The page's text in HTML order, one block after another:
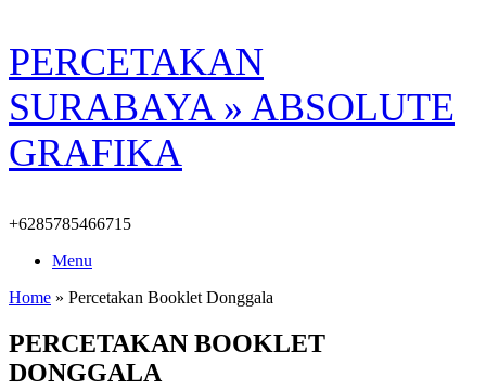
Skip
to
content
PERCETAKAN
SURABAYA » ABSOLUTE
GRAFIKA
+6285785466715
Menu
Home » Percetakan Booklet Donggala
PERCETAKAN BOOKLET
DONGGALA